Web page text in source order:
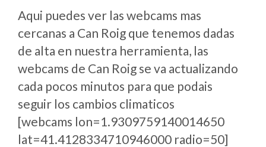
Aqui puedes ver las webcams mas
cercanas a Can Roig que tenemos dadas
de alta en nuestra herramienta, las
webcams de Can Roig se va actualizando
cada pocos minutos para que podais
seguir los cambios climaticos
[webcams lon=1.9309759140014650
lat=41.4128334710946000 radio=50]